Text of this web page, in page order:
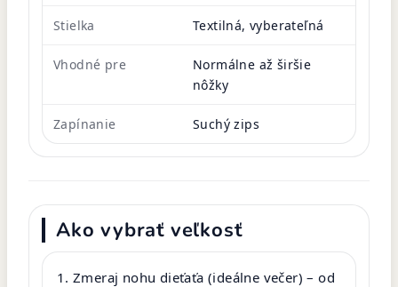
Stielka Textilná, vyberateľná
Vhodné pre
Normálne až širšie
nôžky
Zapínanie Suchý zips
Ako vybrať veľkosť
Zmeraj nohu dieťaťa (ideálne večer) – od